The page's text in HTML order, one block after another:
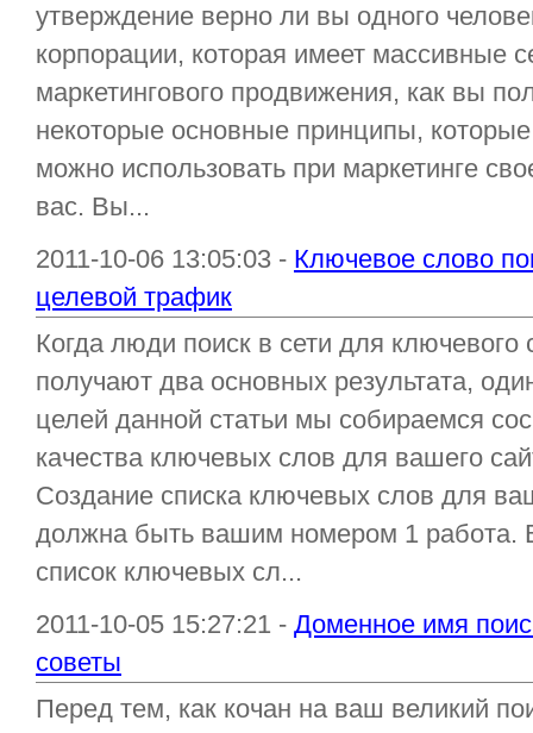
утверждение верно ли вы одного
корпорации, которая имеет массивные
маркетингового продвижения, как вы
некоторые основные принципы,
можно использовать при маркетинге
вас. Вы...
2011-10-06 13:05:03 - Ключевое слово
целевой трафик
Когда люди поиск в сети для
получают два основных результата,
целей данной статьи мы собираемся
качества ключевых слов для вашего
Создание списка ключевых слов для
должна быть вашим номером 1 работа.
список ключевых сл...
2011-10-05 15:27:21 - Доменное имя
советы
Перед тем, как кочан на ваш великий